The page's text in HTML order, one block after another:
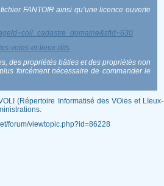
FANTOIR ainsi qu’une licence ouverte
voies-et-lieux-dits
des propriétés bâties et des propriétés non
forcément nécessaire de commander le
(Répertoire Informatisé des VOies et LIeux-
forum/viewtopic.php?id=86228